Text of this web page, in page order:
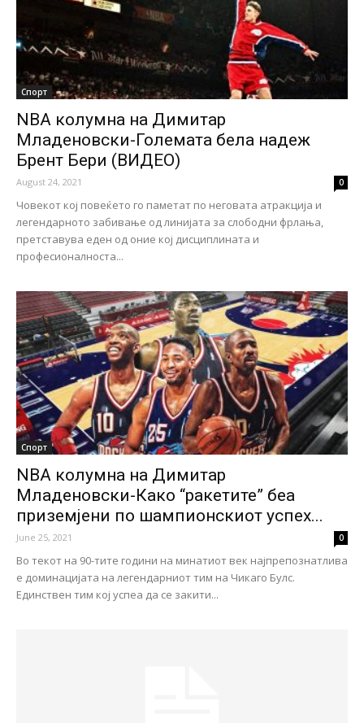
Спорт
NBA колумна на Димитар
Младеновски-Големата бела надеж
Брент Бери (ВИДЕО)
August 24, 2021 0
Човекот кој повеќето го паметат по неговата атракција и
легендарното забивање од линијата за слободни фрлања,
претставува еден од оние кој дисциплината и
професионалноста...
Спорт
NBA колумна на Димитар
Младеновски-Како “ракетите” беа
приземјени по шампионскиот успех...
June 25, 2021 0
Во текот на 90-тите години на минатиот век најпрепознатлива
е доминацијата на легендарниот тим на Чикаго Булс.
Единствен тим кој успеа да се закити...